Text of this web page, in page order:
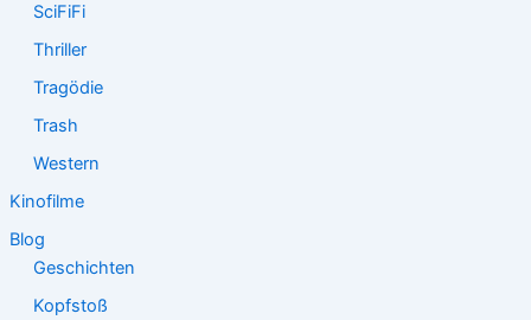
SciFiFi
Thriller
Tragödie
Trash
Western
Kinofilme
Blog
Geschichten
Kopfstoß